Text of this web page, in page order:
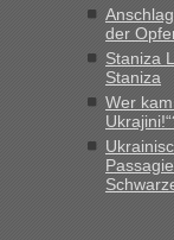
Fahrkarten
Verbindung von
Recht,
gebrauchter
„Vielen Dank, mit
gab es keine
der
Staniza
Staniza
Wer